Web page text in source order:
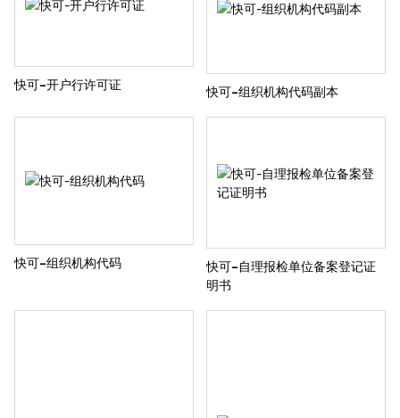
快可-开户行许可证 快可-组织机构代码副本
快可-组织机构代码
快可-自理报检单位备案登记证
明书